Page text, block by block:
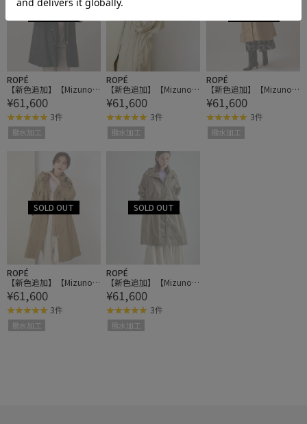
ROPÉ
【新色追加】【Mizuno
コラボ】撥水/300daysコ
ントロールコート
¥61,600
3件
撥水加工
ROPÉ
【新色追加】【Mizuno
コラボ】撥水/300daysコ
ントロールコート
¥61,600
3件
撥水加工
ROPÉ
【新色追加】【Mizuno
コラボ】撥水/300daysコ
ントロールコート
¥61,600
3件
撥水加工
ROPÉ
【新色追加】【Mizuno
コラボ】撥水/300daysコ
ントロールコート
¥61,600
3件
撥水加工
ROPÉ
【新色追加】【Mizuno
コラボ】撥水/300daysコ
ントロールコート
¥61,600
3件
撥水加工